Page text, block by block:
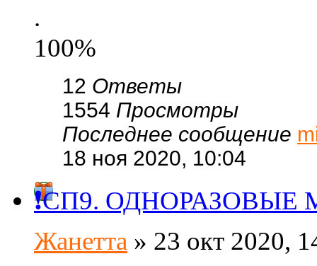
.
100%
12 Ответы
1554 Просмотры
Последнее сообщение
18 ноя 2020, 10:04
❗СП9. ОДНОРАЗОВЫЕ
Жанетта » 23 окт 2020,